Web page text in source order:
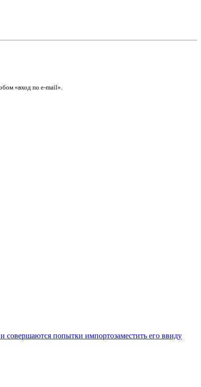
«вход по e-mail».
совершаются попытки импортозаместить его ввиду